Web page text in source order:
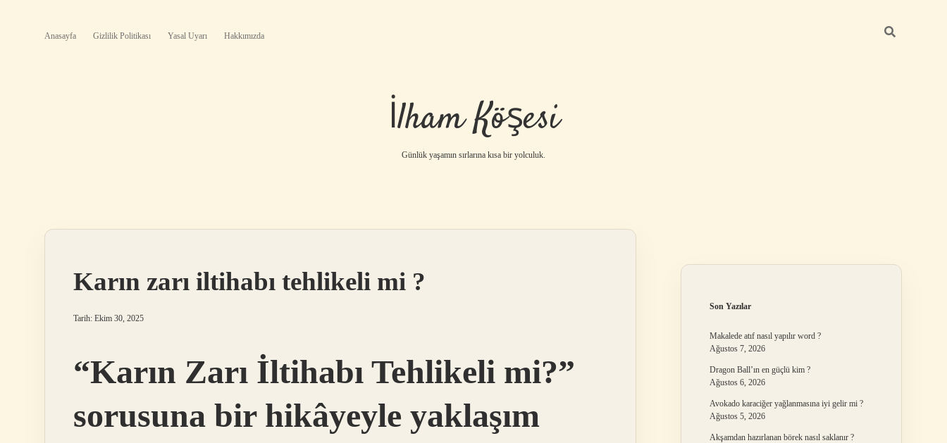
Anasayfa Gizlilik Politikası Yasal Uyarı Hakkımızda
İlham Köşesi
Günlük yaşamın sırlarına kısa bir yolculuk.
Karın zarı iltihabı tehlikeli mi ?
Tarih: Ekim 30, 2025
“Karın Zarı İltihabı Tehlikeli mi?”
sorusuna bir hikâyeyle yaklaşım
Son Yazılar
Makalede atıf nasıl yapılır word ?
Ağustos 7, 2026
Dragon Ball’ın en güçlü kim ?
Ağustos 6, 2026
Avokado karaciğer yağlanmasına iyi gelir mi ?
Ağustos 5, 2026
Akşamdan hazırlanan börek nasıl saklanır ?